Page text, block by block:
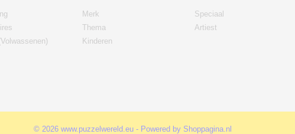
Merk
Thema
Kinderen
Speciaal
Artiest
© 2026 www.puzzelwereld.eu - Powered by Shoppagina.nl